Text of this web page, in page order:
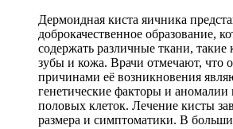
Дермоидная киста яичника
доброкачественное образование,
содержать различные ткани, такие
зубы и кожа. Врачи отмечают, что
причинами её возникновения
генетические факторы и аномалии
половых клеток. Лечение кисты
размера и симптоматики. В